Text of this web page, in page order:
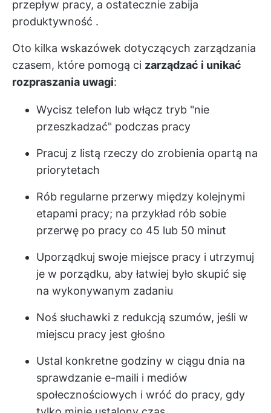
przepływ pracy, a ostatecznie zabija
produktywność .
Oto kilka wskazówek dotyczących zarządzania
czasem, które pomogą ci zarządzać i unikać
rozpraszania uwagi:
Wycisz telefon lub włącz tryb "nie
przeszkadzać" podczas pracy
Pracuj z listą rzeczy do zrobienia opartą na
priorytetach
Rób regularne przerwy między kolejnymi
etapami pracy; na przykład rób sobie
przerwę po pracy co 45 lub 50 minut
Uporządkuj swoje miejsce pracy i utrzymuj
je w porządku, aby łatwiej było skupić się
na wykonywanym zadaniu
Noś słuchawki z redukcją szumów, jeśli w
miejscu pracy jest głośno
Ustal konkretne godziny w ciągu dnia na
sprawdzanie e-maili i mediów
społecznościowych i wróć do pracy, gdy